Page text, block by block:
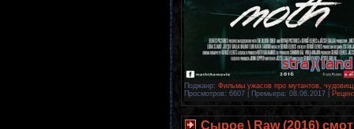
Поджанр: Фильмы ужасов про мутантов,
Просмотров: 6607 | Премьера: 08.06.2017
Сырое \ Raw (2016)